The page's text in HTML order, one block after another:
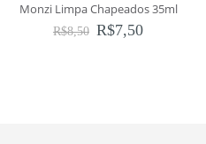
Monzi Limpa Chapeados 35ml
R$8,50 R$7,50